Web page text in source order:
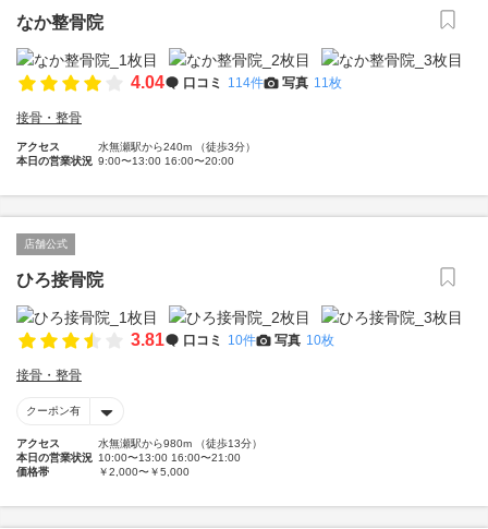
なか整骨院
4.04 口コミ 114件 写真 11枚
接骨・整骨
アクセス
水無瀬駅から240m （徒歩3分）
本日の営業状況 9:00〜13:00 16:00〜20:00
店舗公式
ひろ接骨院
3.81 口コミ 10件 写真 10枚
接骨・整骨
クーポン有
アクセス
水無瀬駅から980m （徒歩13分）
本日の営業状況 10:00〜13:00 16:00〜21:00
価格帯
￥2,000〜￥5,000